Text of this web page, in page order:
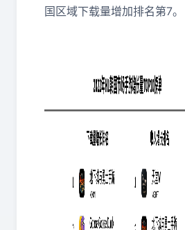
国区域下载量增加排名第7。